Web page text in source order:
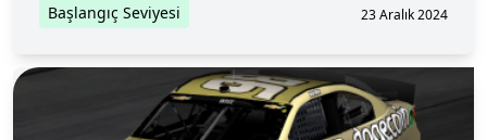
Başlangıç Seviyesi 23 Aralık 2024